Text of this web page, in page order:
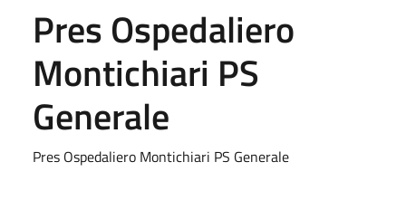
Pres Ospedaliero
Montichiari PS
Generale
Pres Ospedaliero Montichiari PS Generale